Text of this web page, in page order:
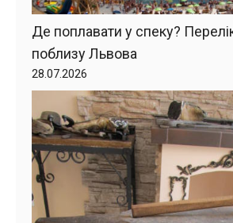
Де поплавати у спеку?
поблизу Львова
28.07.2026